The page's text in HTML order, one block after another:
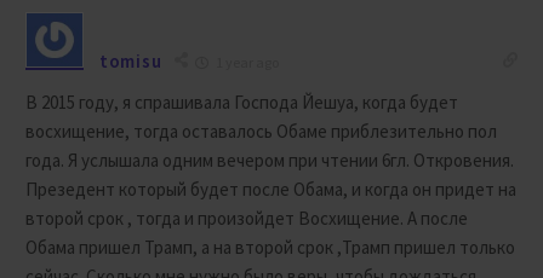
tomisu
В 2015 году, я спрашивала Господа Йешуа, когда будет
восхищение, тогда оставалось Обаме приблезительно пол
года. Я услышала одним вечером при чтении 6гл. Откровения.
Презедент который будет после Обама, и когда он придет на
второй срок , тогда и произойдет Восхищение. А после
Обама пришел Трамп, а на второй срок ,Трамп пришел только